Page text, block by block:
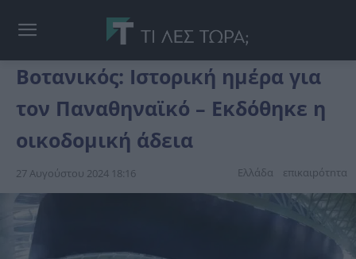
Βοτανικός: Ιστορική ημέρα για
τον Παναθηναϊκό – Εκδόθηκε η
οικοδομική άδεια
27 Αυγούστου 2024 18:16 Ελλάδα επικαιpότnτα